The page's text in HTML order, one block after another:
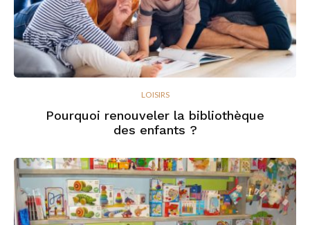
LOISIRS
Pourquoi renouveler la bibliothèque
des enfants ?